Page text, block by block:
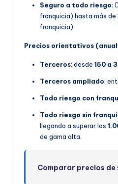
Seguro a todo riesgo:
franquicia) hasta más de
franquicia).
Precios orientativos
Terceros: desde 150 a
Terceros ampliado:
Todo riesgo con
Todo riesgo sin
llegando a superar los
de gama alta.
Comparar precios de